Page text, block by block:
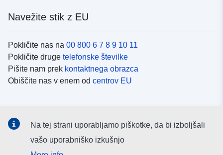
Navežite stik z EU
Pokličite nas na 00 800 6 7 8 9 10 11
Pokličite druge telefonske številke
Pišite nam prek kontaktnega obrazca
Obiščite nas v enem od centrov EU
Iskanje podružbenih medijih EU
Na tej strani uporabljamo piškotke, da bi izboljšali
vašo uporabniško izkušnjo